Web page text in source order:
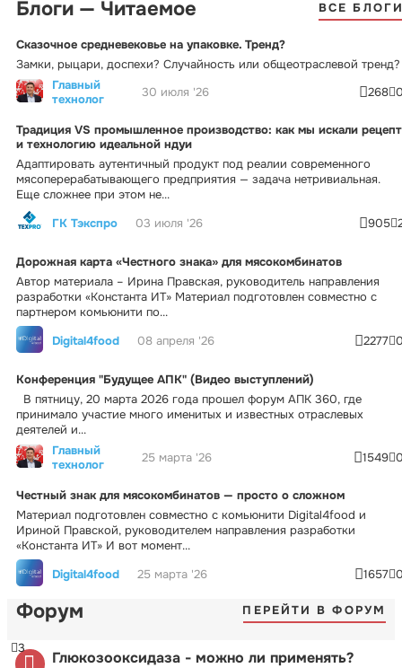
Блоги — Читаемое ВСЕ
Сказочное средневековье на упаковке. Тренд?
Замки, рыцари, доспехи? Случайность или общеотраслевой тренд?
Главный
технолог
30 июля '26 268
Традиция VS промышленное производство: как мы искали рецепт
и технологию идеальной ндуи
Адаптировать аутентичный продукт под реалии современного
мясоперерабатывающего предприятия — задача нетривиальная.
Еще сложнее при этом не...
ГК Тэкспро
03 июля '26 905
Дорожная карта «Честного знака» для мясокомбинатов
Автор материала – Ирина Правская, руководитель направления
разработки «Константа ИТ» Материал подготовлен совместно с
партнером комьюнити по...
Digital4food
08 апреля '26 2277
Конференция "Будущее АПК" (Видео выступлений)
В пятницу, 20 марта 2026 года прошел форум АПК 360, где
принимало участие много именитых и известных отраслевых
деятелей и...
Главный
технолог
25 марта '26 1549
Честный знак для мясокомбинатов — просто о сложном
Материал подготовлен совместно с комьюнити Digital4food и
Ириной Правской, руководителем направления разработки
«Константа ИТ» И вот момент...
Digital4food
25 марта '26 1657
Форум ПЕРЕЙТИ В ФОРУМ
Глюкозооксидаза - можно ли применять?
3